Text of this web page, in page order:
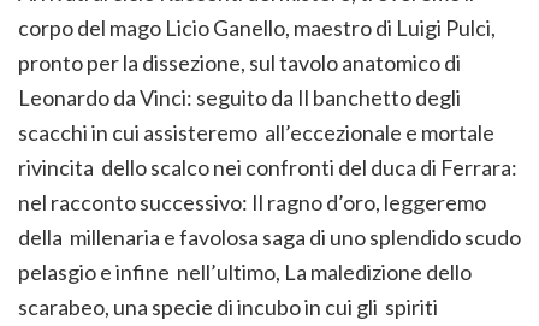
corpo del mago Licio Ganello, maestro di Luigi Pulci,
pronto per la dissezione, sul tavolo anatomico di
Leonardo da Vinci: seguito da Il banchetto degli
scacchi in cui assisteremo all’eccezionale e mortale
rivincita dello scalco nei confronti del duca di Ferrara:
nel racconto successivo: Il ragno d’oro, leggeremo
della millenaria e favolosa saga di uno splendido scudo
pelasgio e infine nell’ultimo, La maledizione dello
scarabeo, una specie di incubo in cui gli spiriti